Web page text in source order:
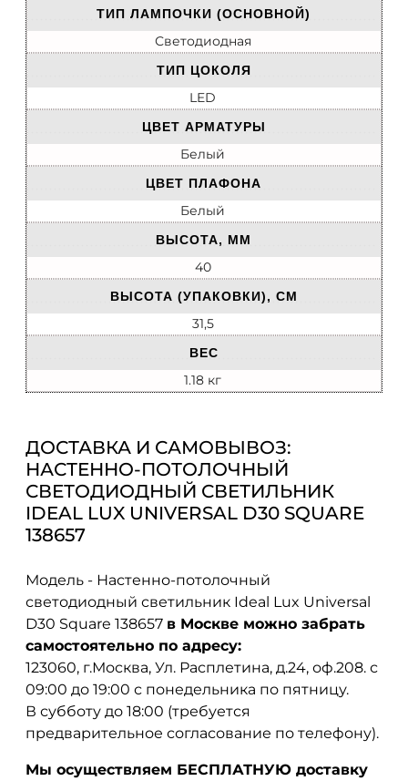
ТИП ЛАМПОЧКИ (ОСНОВНОЙ)
Светодиодная
ТИП ЦОКОЛЯ
LED
ЦВЕТ АРМАТУРЫ
Белый
ЦВЕТ ПЛАФОНА
Белый
ВЫСОТА, ММ
40
ВЫСОТА (УПАКОВКИ), СМ
31,5
ВЕС
1.18 кг
ДОСТАВКА И САМОВЫВОЗ:
НАСТЕННО-ПОТОЛОЧНЫЙ
СВЕТОДИОДНЫЙ СВЕТИЛЬНИК
IDEAL LUX UNIVERSAL D30 SQUARE
138657
Модель - Настенно-потолочный
светодиодный светильник Ideal Lux Universal
D30 Square 138657 в Москве можно забрать
самостоятельно по адресу:
123060, г.Москва, Ул. Расплетина, д.24, оф.208. с
09:00 до 19:00 с понедельника по пятницу.
В субботу до 18:00 (требуется
предварительное согласование по телефону).
Мы осуществляем БЕСПЛАТНУЮ доставку